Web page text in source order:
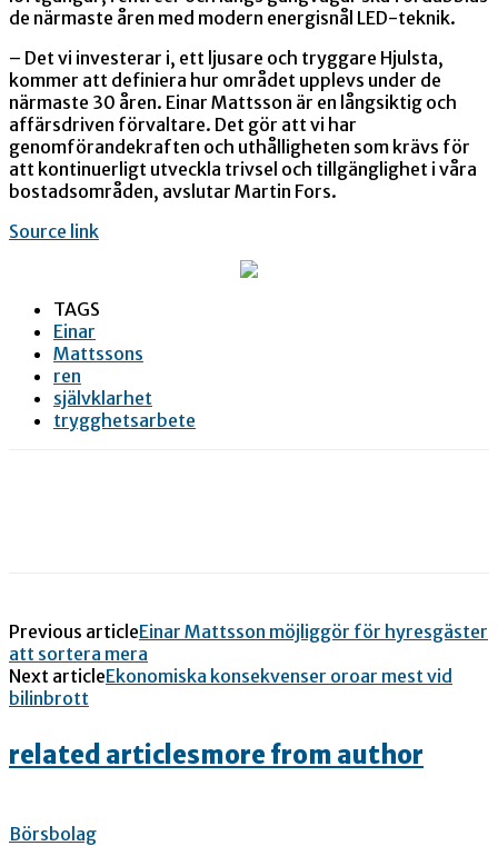
de närmaste åren med modern energisnål LED-teknik.
– Det vi investerar i, ett ljusare och tryggare Hjulsta,
kommer att definiera hur området upplevs under de
närmaste 30 åren. Einar Mattsson är en långsiktig och
affärsdriven förvaltare. Det gör att vi har
genomförandekraften och uthålligheten som krävs för
att kontinuerligt utveckla trivsel och tillgänglighet i våra
bostadsområden, avslutar Martin Fors.
Source link
TAGS
Einar
Mattssons
ren
självklarhet
trygghetsarbete
Previous articleEinar Mattsson möjliggör för hyresgäster
att sortera mera
Next articleEkonomiska konsekvenser oroar mest vid
bilinbrott
related articlesmore from author
Börsbolag